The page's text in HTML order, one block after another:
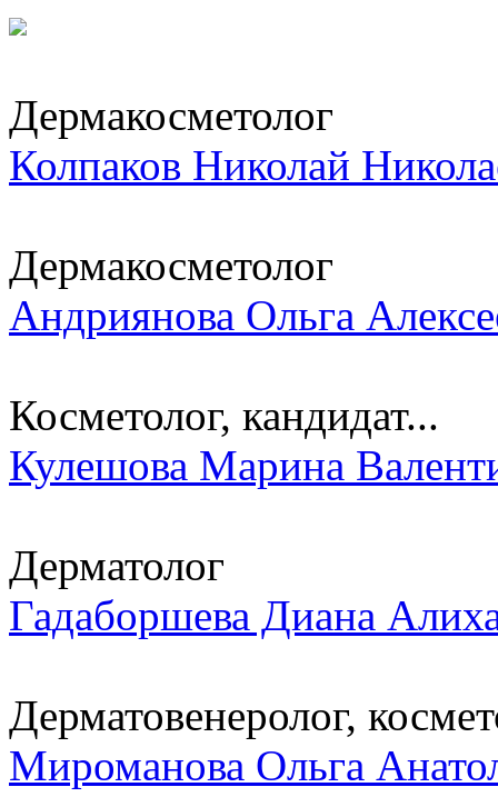
Дермакосметолог
Колпаков Николай
Дермакосметолог
Андриянова Ольга
Косметолог, кандидат...
Кулешова Марина
Дерматолог
Гадаборшева Диана
Дерматовенеролог,
Мироманова Ольга